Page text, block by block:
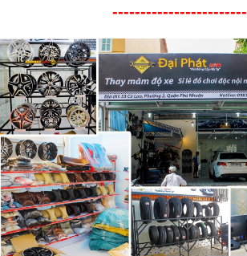
------------------------